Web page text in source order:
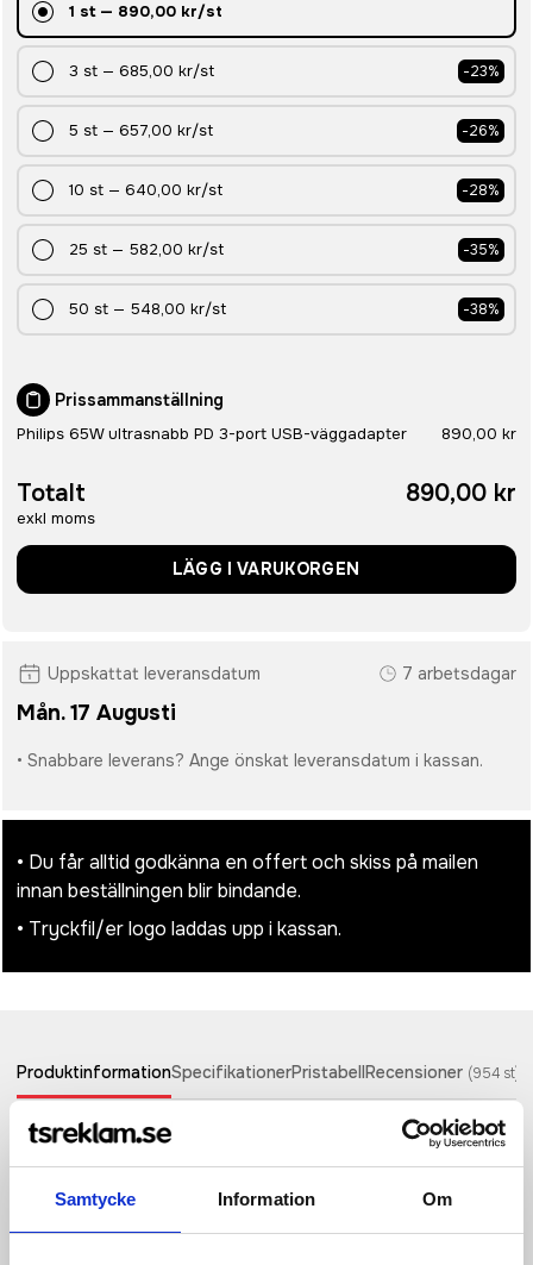
Samtycke Information Om
1 st— 890,00 kr/st
3 st — 685,00 kr/st -23%
5 st — 657,00 kr/st -26%
10 st — 640,00 kr/st -28%
25 st — 582,00 kr/st -35%
50 st — 548,00 kr/st -38%
Prissammanställning
Philips 65W ultrasnabb PD 3-port USB-väggadapter 890,00 kr
Totalt
exkl moms
890,00 kr
LÄGG I VARUKORGEN
Uppskattat leveransdatum 7 arbetsdagar
Mån. 17 Augusti
• Snabbare leverans? Ange önskat leveransdatum i kassan.
• Du får alltid godkänna en offert och skiss på mailen
innan beställningen blir bindande.
• Tryckfil/er logo laddas upp i kassan.
ProduktinformationSpecifikationerPristabellRecensioner (954 st)
Är du trött på att vänta i timmar på att dina enheter ska
laddas? Säg adjö till långsam laddning och hej till blixtsnabb
Type-C-utgångar och en USB-A-utgång. Den laddar inte bara
dina smartphones och surfplattor på ett ögonblick, utan den